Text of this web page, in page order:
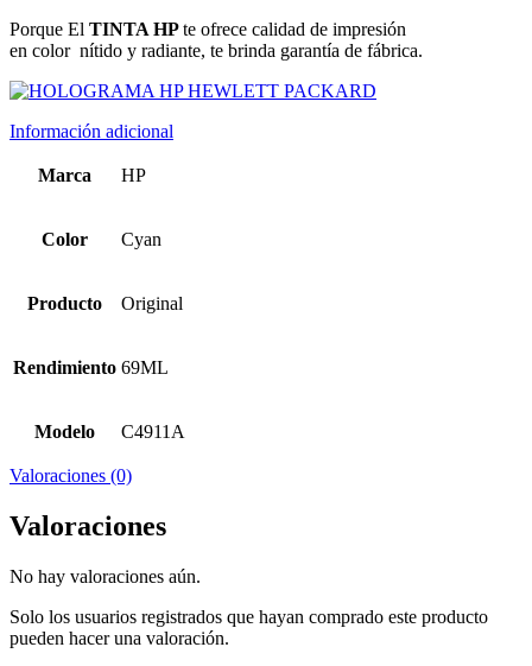
Porque El TINTA HPte ofrece calidad de impresión
en color nítido y radiante, te brinda garantía de fábrica.
Información adicional
Marca HP
Color Cyan
Producto Original
Rendimiento 69ML
Modelo C4911A
Valoraciones (0)
Valoraciones
No hay valoraciones aún.
Solo los usuarios registrados que hayan comprado este producto
pueden hacer una valoración.